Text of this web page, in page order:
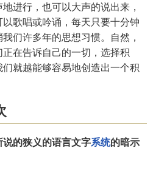
行，也可以大声的说出来，
歌唱或吟诵，每天只要十分钟
们许多年的思想习惯。自然，
在告诉自己的一切，选择积
就越能够容易地创造出一个积
的狭义的语言文字系统的暗示